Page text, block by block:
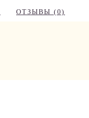
ОТЗЫВЫ (0)